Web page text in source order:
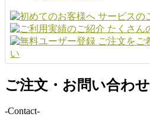
ご注文・お問い合わせ
-Contact-